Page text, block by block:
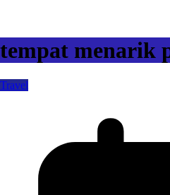
tempat menarik
Travel